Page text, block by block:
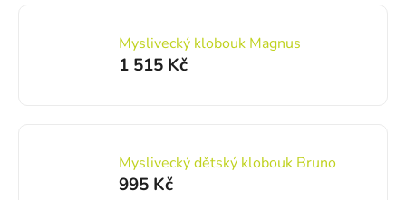
Myslivecký klobouk Magnus
1 515 Kč
Myslivecký dětský klobouk Bruno
995 Kč